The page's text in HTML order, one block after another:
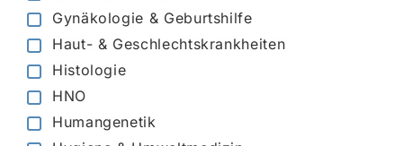
Gynäkologie & Geburtshilfe
Haut- & Geschlechtskrankheiten
Histologie
HNO
Humangenetik